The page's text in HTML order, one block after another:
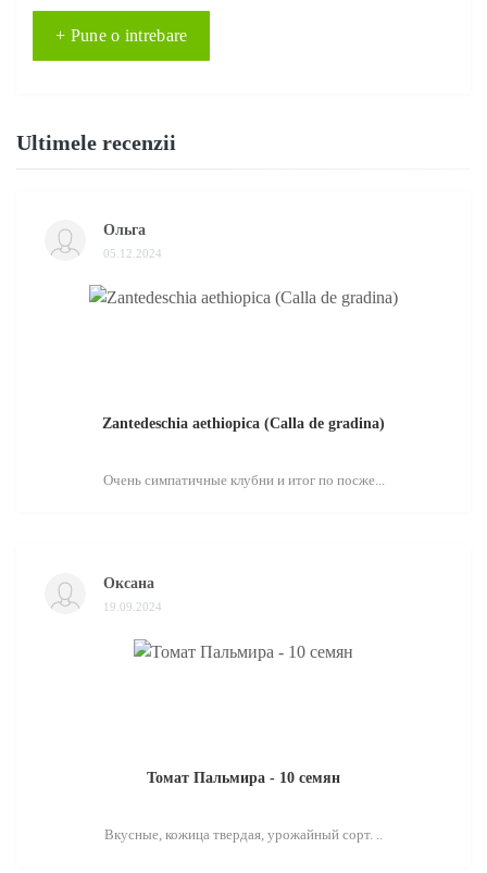
+ Pune o intrebare
Ultimele recenzii
Ольга
05.12.2024
Zantedeschia aethiopica (Calla de gradina)
Очень симпатичные клубни и итог по посже...
Оксана
19.09.2024
Томат Пальмира - 10 семян
Вкусные, кожица твердая, урожайный сорт. ..